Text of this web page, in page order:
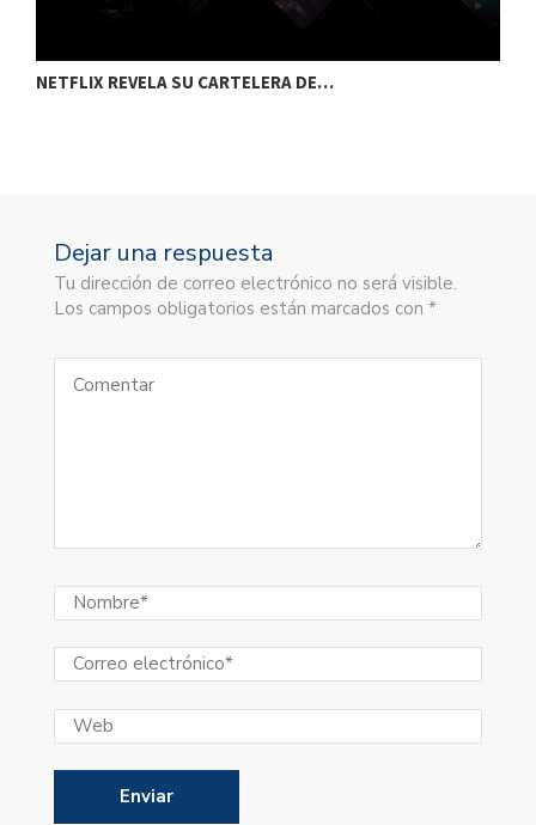
NETFLIX REVELA SU CARTELERA DE…
Dejar una respuesta
Tu dirección de correo electrónico no será visible.
Los campos obligatorios están marcados con *